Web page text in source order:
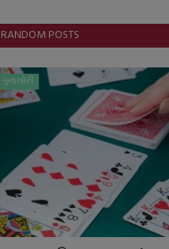
RANDOM POSTS
ગુનાખોરી